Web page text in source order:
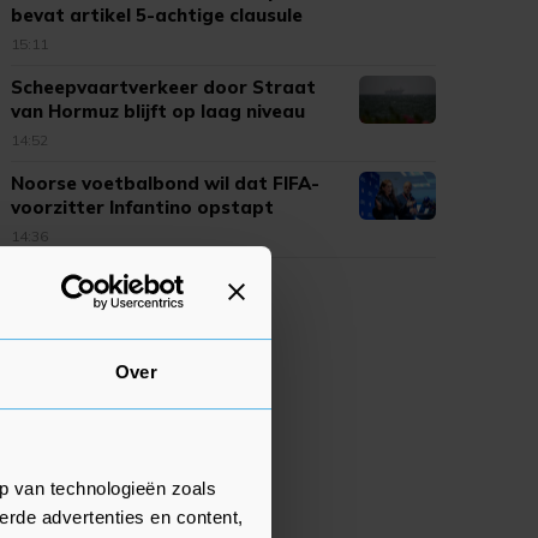
Over
van technologieën zoals
advertenties en content,
bevat artikel 5-achtige clausule
15:11
Scheepvaartverkeer door Straat
van Hormuz blijft op laag niveau
14:52
Noorse voetbalbond wil dat FIFA-
voorzitter Infantino opstapt
14:36